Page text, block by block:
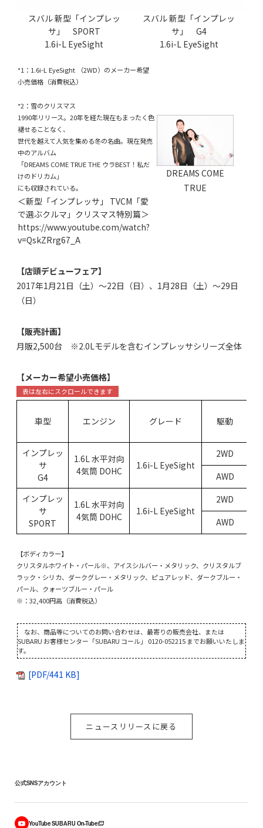
スバル 新型「インプレッ
サ」 SPORT
1.6i-L EyeSight
スバル 新型「インプレッ
サ」 G4
1.6i-L EyeSight
*1：1.6i-L EyeSight （2WD）のメーカー希望
小売価格（消費税込）
*2：雪のクリスマス
1990年リリース。20年を経た現在もまったく色
褪せることなく、
世代を越えて人気を集める冬の名曲。現在発売
中のアルバム
「DREAMS COME TRUE THE ウラBEST！私だ
けのドリカム」
にも収録されている。
＜新型「インプレッサ」 TVCM「愛
で選ぶクルマ」クリスマス特別篇＞
https://www.youtube.com/watch?
v=QskZRrg67_A
DREAMS COME
TRUE
【店頭デビューフェア】
2017年1月21日（土）～22日（日）、1月28日（土）～29日
（日）
【販売計画】
月販2,500台 ※2.0Lモデルを含むインプレッサシリーズ全体
【メーカー希望小売価格】
車型 エンジン グレード 駆動
インプレッ
サ
G4
1.6L 水平対向
4気筒 DOHC
1.6i-L EyeSight
2WD
AWD
インプレッ
サ
SPORT
1.6L 水平対向
4気筒 DOHC
1.6i-L EyeSight
2WD
AWD
【ボディカラー】
クリスタルホワイト・パール※、アイスシルバー・メタリック、クリスタルブ
ラック・シリカ、ダークグレー・メタリック、ピュアレッド、ダークブルー・
パール、クォーツブルー・パール
※：32,400円高（消費税込）
なお、商品等についてのお問い合わせは、最寄りの販売会社、または
SUBARU お客様センター「SUBARU コール」 0120-052215 までお願いいたしま
す。
[PDF/441 KB]
ニュースリリースに戻る
公式SNSアカウント
YouTube SUBARU On-Tube